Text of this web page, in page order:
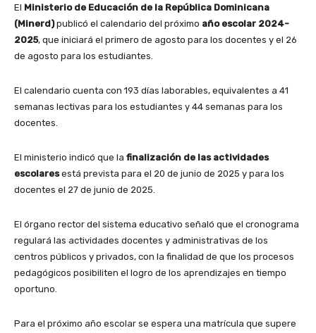
El Ministerio de Educación de la República Dominicana
(Minerd)publicó el calendario del próximo año escolar 2024-
2025, que iniciará el primero de agosto para los docentes y el 26
de agosto para los estudiantes.
El calendario cuenta con 193 días laborables, equivalentes a 41
semanas lectivas para los estudiantes y 44 semanas para los
docentes.
El ministerio indicó que la finalización de las actividades
escolaresestá prevista para el 20 de junio de 2025 y para los
docentes el 27 de junio de 2025.
El órgano rector del sistema educativo señaló que el cronograma
regulará las actividades docentes y administrativas de los
centros públicos y privados, con la finalidad de que los procesos
pedagógicos posibiliten el logro de los aprendizajes en tiempo
oportuno.
Para el próximo año escolar se espera una matrícula que supere